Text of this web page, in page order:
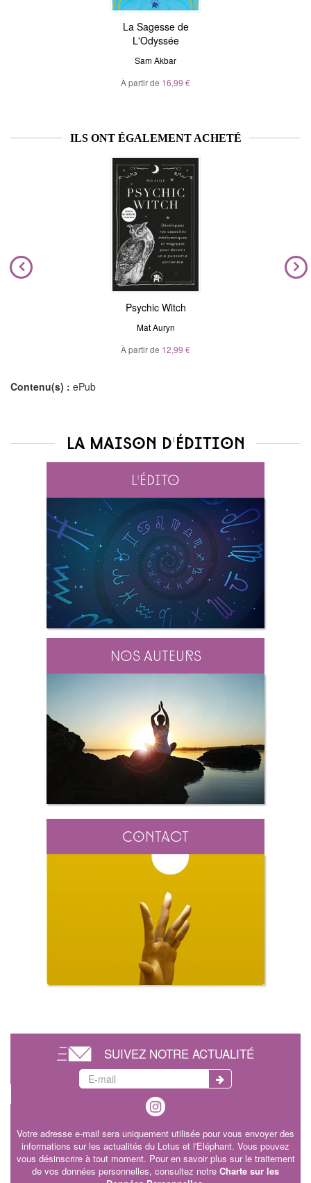
La Sagesse de
L'Odyssée
Sam Akbar
À partir de 16,99 €
ILS ONT ÉGALEMENT ACHETÉ
Psychic Witch
Mat Auryn
À partir de 12,99 €
Contenu(s) : ePub
La maison d'édition
L'édito
Nos auteurs
Contact
SUIVEZ NOTRE ACTUALITÉ
Votre adresse e-mail sera uniquement utilisée pour vous envoyer des
informations sur les actualités du Lotus et l'Eléphant. Vous pouvez
vous désinscrire à tout moment. Pour en savoir plus sur le traitement
de vos données personnelles, consultez notre Charte sur les